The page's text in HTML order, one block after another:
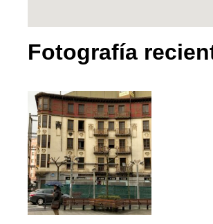
Fotografía